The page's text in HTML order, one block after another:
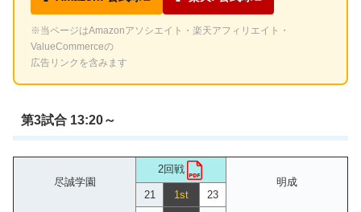
※当ページはAmazonアソシエイト・楽天アフィリエイト・
ValueCommerceの
広告リンクを含みます
第3試合 13:20～
尽誠学園
2回戦
明成
21
1st 23